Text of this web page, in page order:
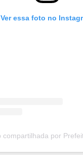
Ver essa foto no